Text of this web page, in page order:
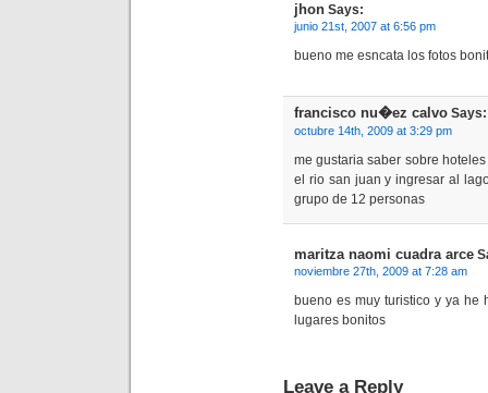
jhon Says:
junio 21st, 2007 at 6:56 pm
bueno me esncata los fotos
francisco nu�ez calvo Says:
octubre 14th, 2009 at 3:29 pm
me gustaria saber sobre
el rio san juan y ingresar al
grupo de 12 personas
maritza naomi cuadra arce
noviembre 27th, 2009 at 7:28 am
bueno es muy turistico y ya
lugares bonitos
Leave a Reply